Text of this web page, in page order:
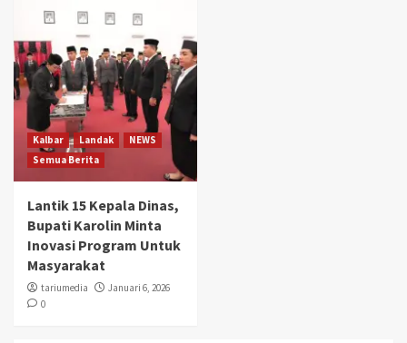
Kalbar Landak
NEWS
Semua Berita
Lantik 15 Kepala Dinas,
Bupati Karolin Minta
Inovasi Program Untuk
Masyarakat
tariumedia
Januari 6, 2026
0